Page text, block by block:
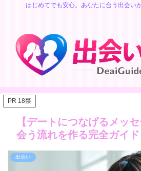
はじめてでも安心。あなたに合う出会い
PR 18禁
【デートにつなげるメッ
会う流れを作る完全ガイド
出会い